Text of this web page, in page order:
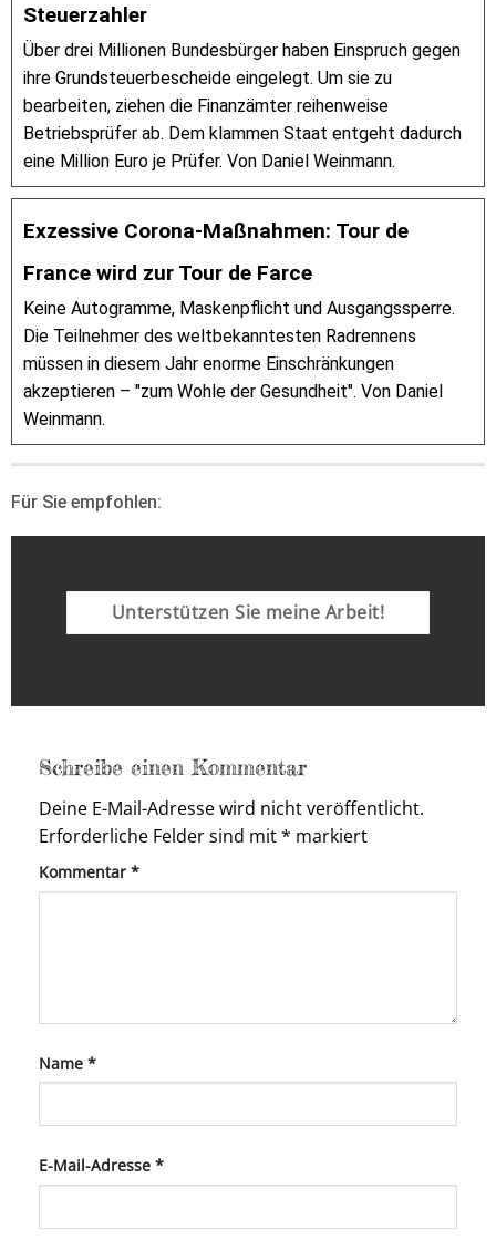
Steuerzahler
Über drei Millionen Bundesbürger haben Einspruch gegen
ihre Grundsteuerbescheide eingelegt. Um sie zu
bearbeiten, ziehen die Finanzämter reihenweise
Betriebsprüfer ab. Dem klammen Staat entgeht dadurch
eine Million Euro je Prüfer. Von Daniel Weinmann.
Exzessive Corona-Maßnahmen: Tour de
France wird zur Tour de Farce
Keine Autogramme, Maskenpflicht und Ausgangssperre.
Die Teilnehmer des weltbekanntesten Radrennens
müssen in diesem Jahr enorme Einschränkungen
akzeptieren – "zum Wohle der Gesundheit". Von Daniel
Weinmann.
Für Sie empfohlen:
Unterstützen Sie meine Arbeit!
Schreibe einen Kommentar
Deine E-Mail-Adresse wird nicht veröffentlicht.
Erforderliche Felder sind mit* markiert
Kommentar *
Name *
E-Mail-Adresse *